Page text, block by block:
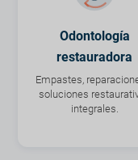
Odontología
restauradora
Empastes,
soluciones
integrales.